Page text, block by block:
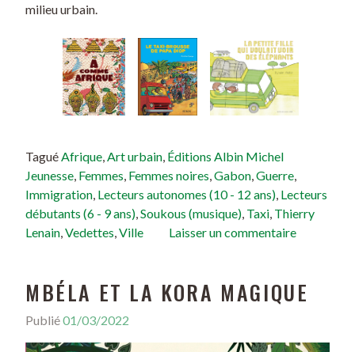
milieu urbain.
TaguéAfrique,Art urbain, Éditions Albin Michel
Jeunesse, Femmes, Femmes noires,Gabon,Guerre,
Immigration, Lecteurs autonomes (10 - 12 ans), Lecteurs
débutants (6 - 9 ans),Soukous (musique), Taxi, Thierry
Lenain,Vedettes,Ville Laisser un commentaire
MBÉLA ET LA KORA MAGIQUE
Publié01/03/2022